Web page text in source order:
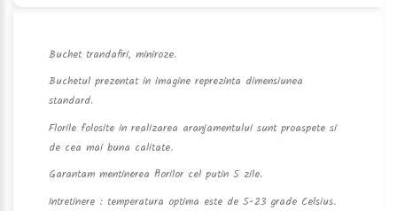
Buchet trandafiri, miniroze.
Buchetul prezentat in imagine reprezinta dimensiunea
standard.
Florile folosite in realizarea aranjamentului sunt proaspete si
de cea mai buna calitate.
Garantam mentinerea florilor cel putin 5 zile.
Intretinere : temperatura optima este de 5-23 grade Celsius.